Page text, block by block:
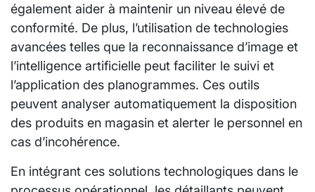
également aider à maintenir un niveau élevé de
conformité. De plus, l’utilisation de technologies
avancées telles que la reconnaissance d’image et
l’intelligence artificielle peut faciliter le suivi et
l’application des planogrammes. Ces outils
peuvent analyser automatiquement la disposition
des produits en magasin et alerter le personnel en
cas d’incohérence.
En intégrant ces solutions technologiques dans le